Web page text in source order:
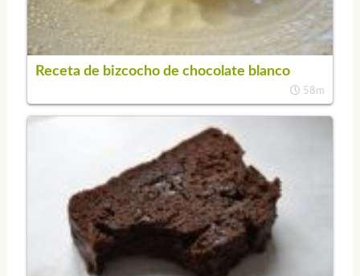
Receta de bizcocho de chocolate blanco
58m